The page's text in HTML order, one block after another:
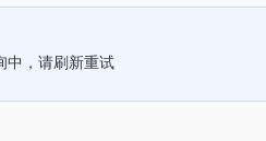
中，请刷新重试